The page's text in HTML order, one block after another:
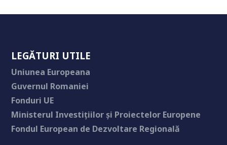
LEGĂTURI UTILE
Uniunea Europeana
Guvernul Romaniei
Fonduri UE
Ministerul Investițiilor și Proiectelor Europene
Fondul European de Dezvoltare Regională